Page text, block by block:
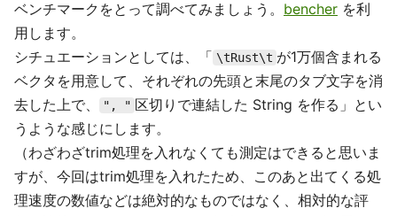
ベンチマークをとって調べてみましょう。 bencher を利
用します。
シチュエーションとしては、「 \tRust\t が1万個含まれる
ベクタを用意して、それぞれの先頭と末尾のタブ文字を消
去した上で、
", " 区切りで連結した String を作る」とい
うような感じにします。
（わざわざtrim処理を入れなくても測定はできると思いま
すが、今回はtrim処理を入れたため、このあと出てくる処
理速度の数値などは絶対的なものではなく、相対的な評